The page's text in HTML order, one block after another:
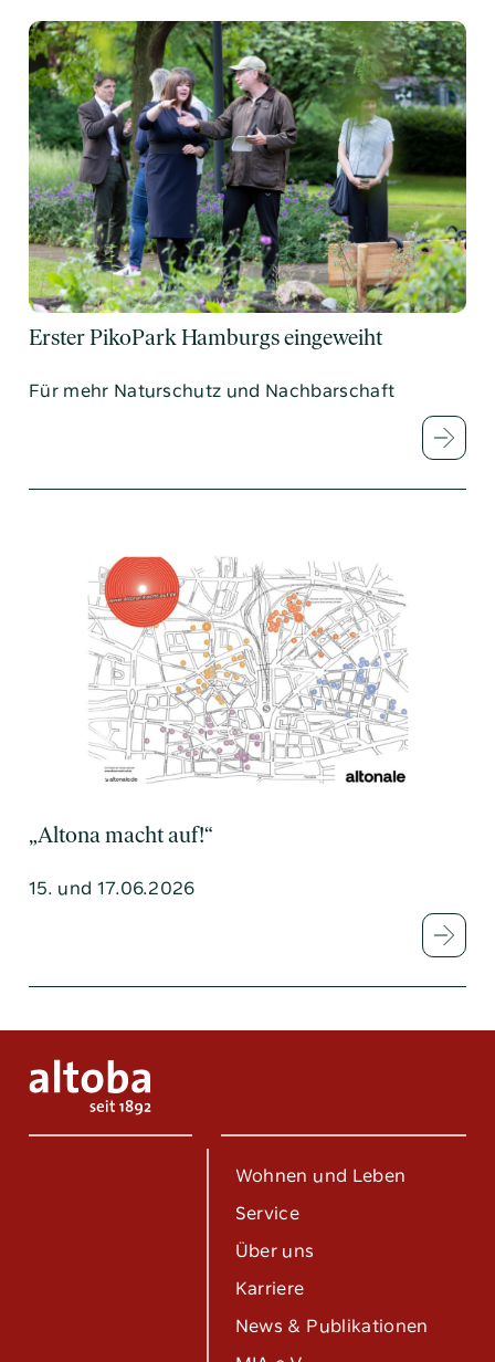
Erster PikoPark Hamburgs eingeweiht
Für mehr Naturschutz und Nachbarschaft
„Altona macht auf!“
15. und 17.06.2026
Wohnen und Leben
Service
Über uns
Karriere
News & Publikationen